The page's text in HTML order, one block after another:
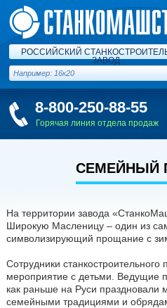
РОССИЙСКИЙ
ЗАВОД
8-800-250-88-55
Горячая линия отдела продаж
СЕМЕЙНЫЙ
На территории завода
Широкую Масленицу – один из
символизирующий прощание с
Сотрудники
мероприятие с детьми. Ведущие
как раньше на Руси
семейными традициями и